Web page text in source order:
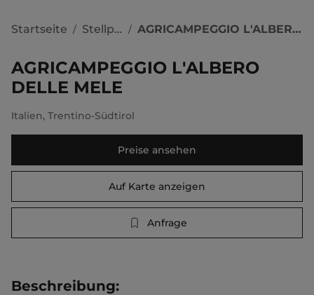
Startseite / Stellplätze / AGRICAMPEGGIO L'ALBERO DELLE MELE
AGRICAMPEGGIO L'ALBERO
DELLE MELE
Italien, Trentino-Südtirol
Preise ansehen
Auf Karte anzeigen
Anfrage
Beschreibung: